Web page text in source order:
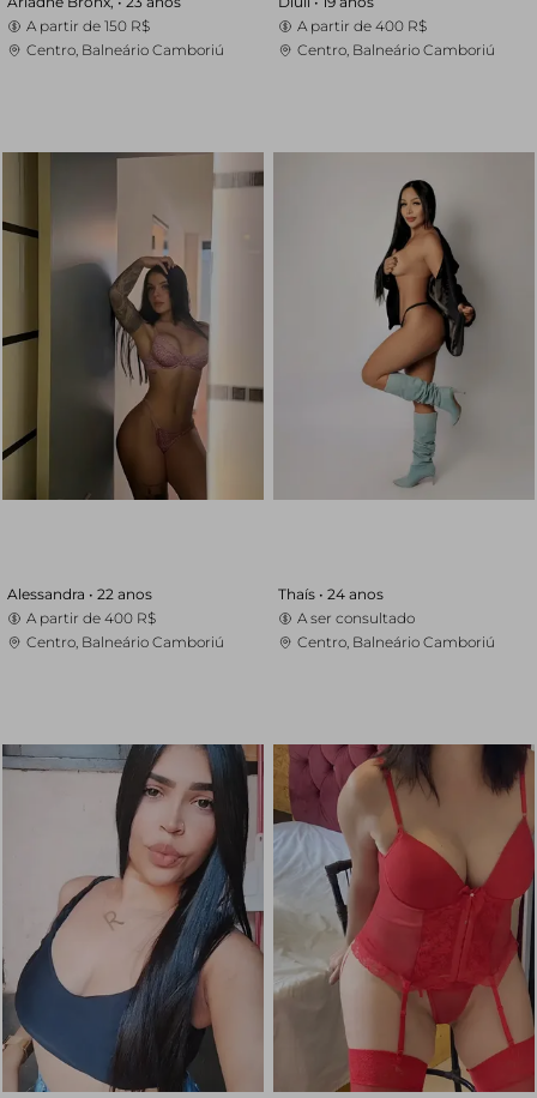
A partir de 150 R$
Centro, Balneário Camboriú
A partir de 400 R$
Centro, Balneário Camboriú
Alessandra • 22 anos
A partir de 400 R$
Centro, Balneário Camboriú
Thaís • 24 anos
A ser consultado
Centro, Balneário Camboriú